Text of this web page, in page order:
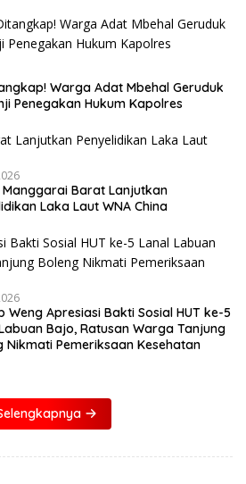
Warga Adat Mbehal Geruduk
Penegakan Hukum Kapolres
Manggarai Barat Lanjutkan
Laka Laut WNA China
Weng Apresiasi Bakti Sosial HUT ke-5
Bajo, Ratusan Warga Tanjung
Nikmati Pemeriksaan Kesehatan